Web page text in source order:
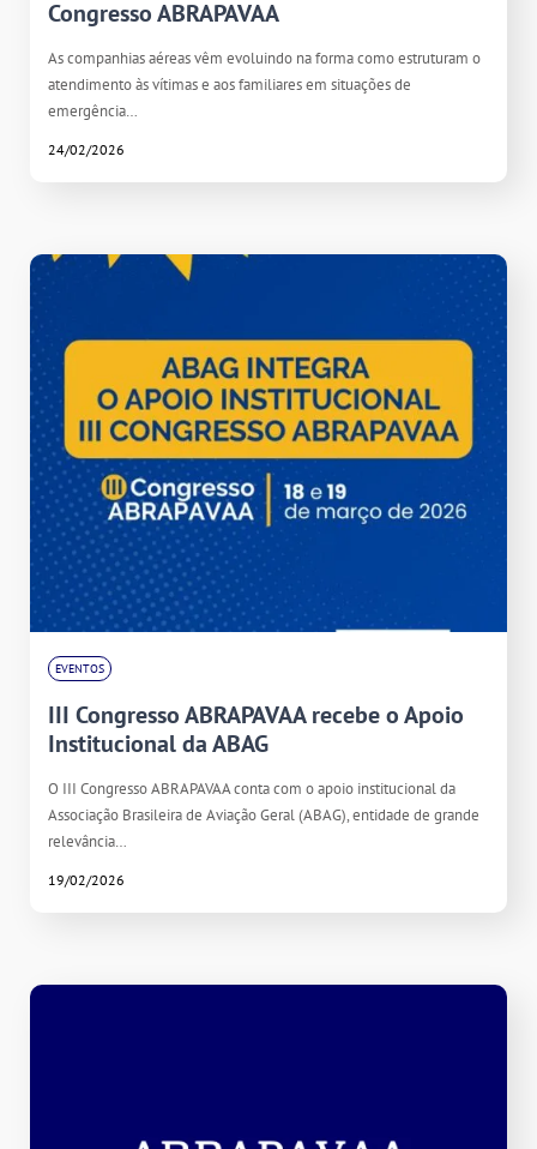
Congresso ABRAPAVAA
As companhias aéreas vêm evoluindo na forma como estruturam o
atendimento às vítimas e aos familiares em situações de
emergência…
24/02/2026
EVENTOS
III Congresso ABRAPAVAA recebe o Apoio
Institucional da ABAG
O III Congresso ABRAPAVAA conta com o apoio institucional da
Associação Brasileira de Aviação Geral (ABAG), entidade de grande
relevância…
19/02/2026